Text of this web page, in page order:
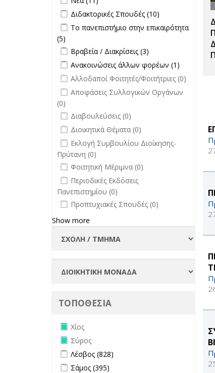
Apply Διδακτορικές Σπουδές filter
Διδακτορικές Σπουδές (10)
Σπουδές
Apply Το πανεπιστήμιο στην
επικαιρότητα filter
Το πανεπιστήμιο στην επικαιρότητα
(5)
επικαιρότητα filter
Apply Βραβεία / Διακρίσεις filter
Βραβεία / Διακρίσεις (3)
Διακρίσεις
filter
Apply Ανακοινώσεις άλλων φορέων
filter
Ανακοινώσεις άλλων φορέων (1)
άλλων
φορέων
undefined
Αλλοδαποί Φοιτητές/Φοιτήτριες (0)
undefined
Αποφάσεις Συλλογικών Οργάνων
(0)
undefined
Διαβουλεύσεις (0)
undefined
Διοικητικά Θέματα (0)
undefined
Εκλογή Συμβουλίου Διοίκησης-
Πρύτανη (0)
undefined
Φοιτητική Μέριμνα (0)
undefined
Περιοδικές Εκδόσεις
Πανεπιστημίου (0)
undefined
Προπτυχιακές Σπουδές (0)
Show more
ΤΟΠΟΘΕΣΙΑ
Remove Χίος filter
Χίος
Remove Σύρος filter
Σύρος
Apply Λέσβος filter
Λέσβος (828)
Apply Σάμος filter
Σάμος (395)